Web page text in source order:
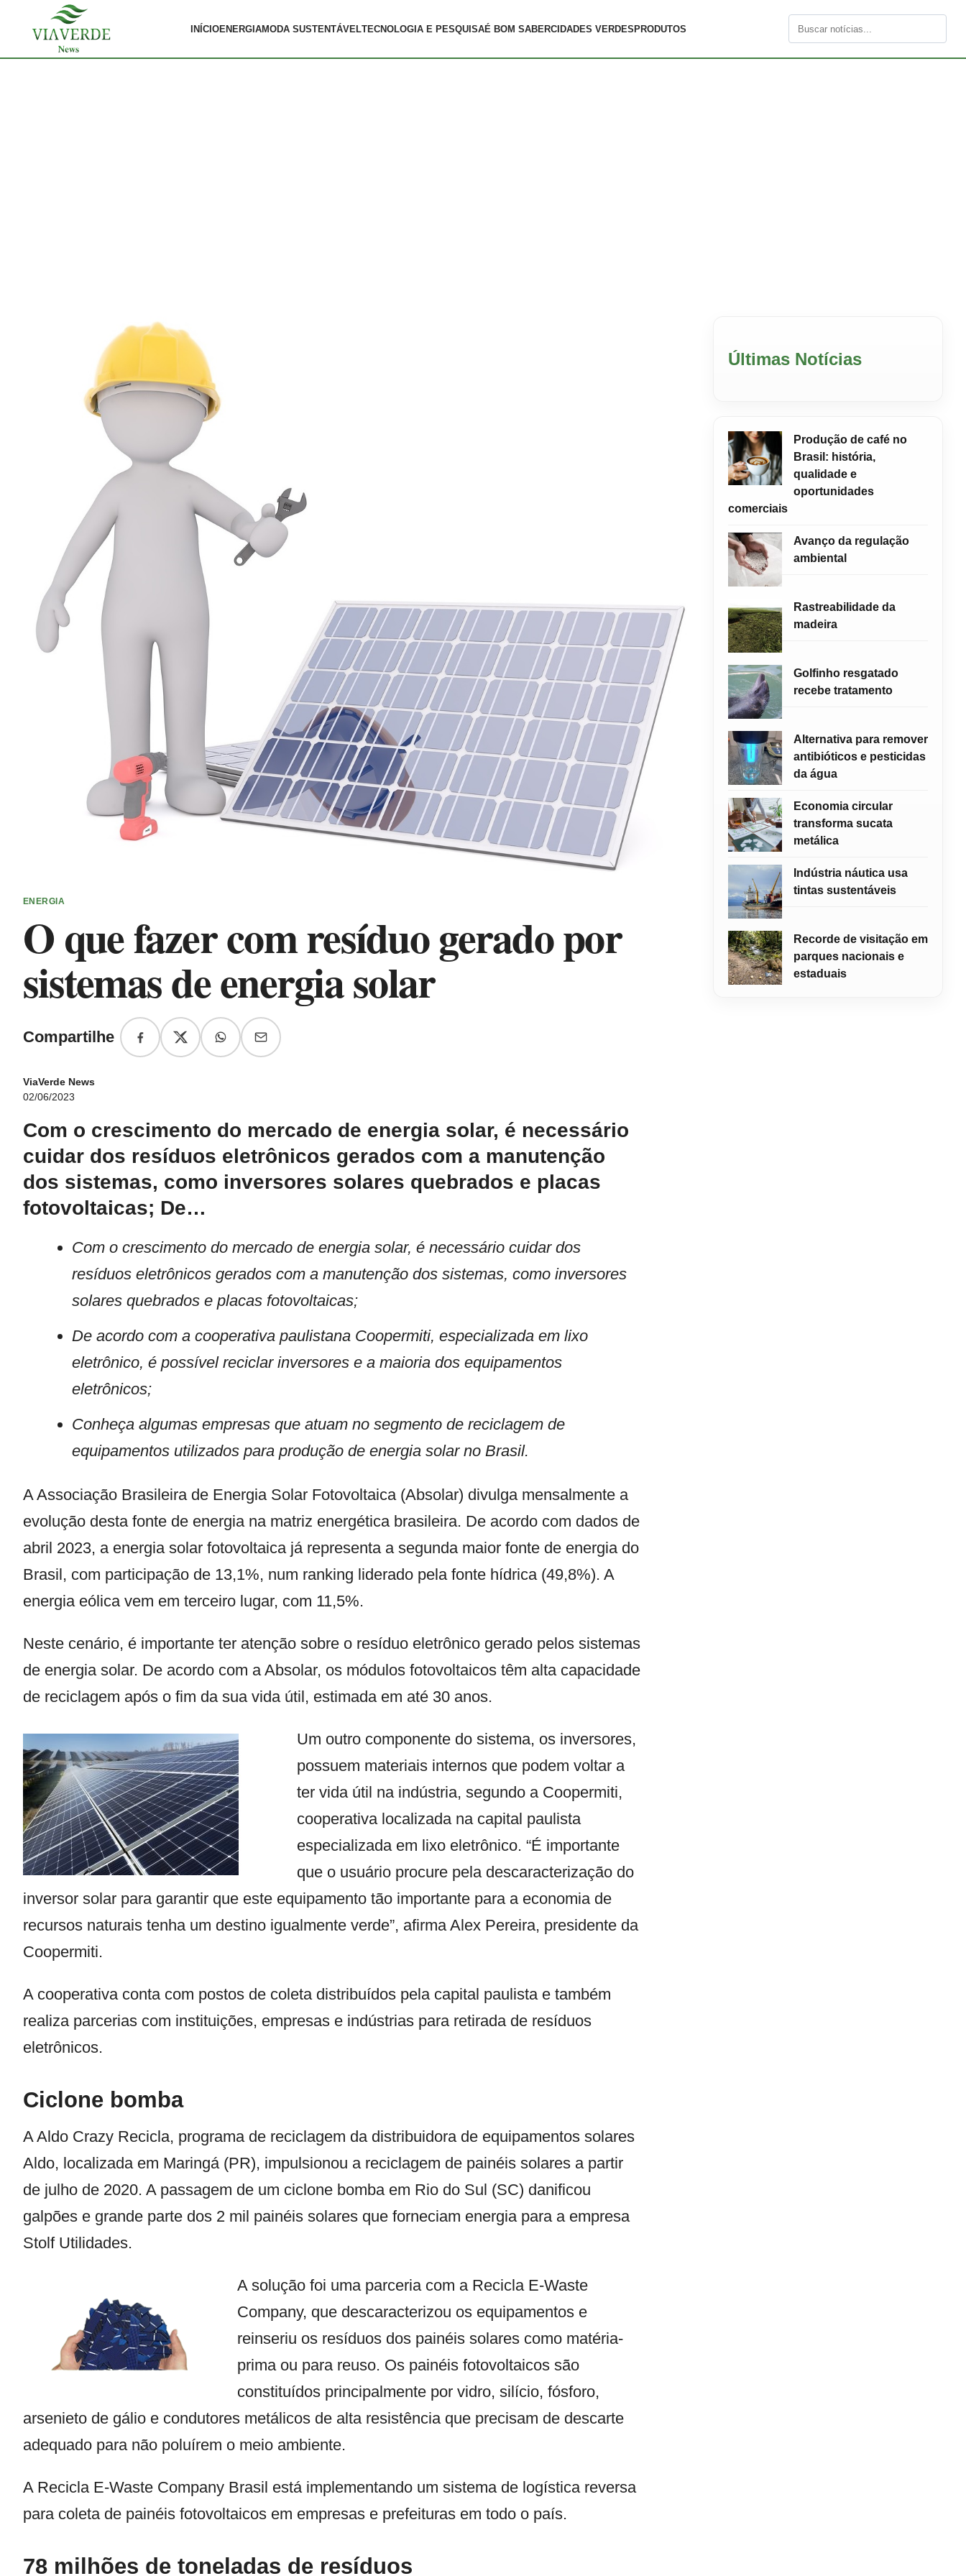
INÍCIOENERGIAMODA SUSTENTÁVELTECNOLOGIA E PESQUISAÉ BOM SABERCIDADES VERDES PRODUTOS
Buscar
ENERGIA
O que fazer com resíduo gerado por
sistemas de energia solar
Compartilhe
ViaVerde News
02/06/2023
Com o crescimento do mercado de energia solar, é necessário
cuidar dos resíduos eletrônicos gerados com a manutenção
dos sistemas, como inversores solares quebrados e placas
fotovoltaicas; De…
Com o crescimento do mercado de energia solar, é necessário cuidar dos
resíduos eletrônicos gerados com a manutenção dos sistemas, como inversores
solares quebrados e placas fotovoltaicas;
De acordo com a cooperativa paulistana Coopermiti, especializada em lixo
eletrônico, é possível reciclar inversores e a maioria dos equipamentos
eletrônicos;
Conheça algumas empresas que atuam no segmento de reciclagem de
equipamentos utilizados para produção de energia solar no Brasil.
A Associação Brasileira de Energia Solar Fotovoltaica (Absolar) divulga mensalmente a
evolução desta fonte de energia na matriz energética brasileira. De acordo com dados de
abril 2023, a energia solar fotovoltaica já representa a segunda maior fonte de energia do
Brasil, com participação de 13,1%, num ranking liderado pela fonte hídrica (49,8%). A
energia eólica vem em terceiro lugar, com 11,5%.
Neste cenário, é importante ter atenção sobre o resíduo eletrônico gerado pelos sistemas
de energia solar. De acordo com a Absolar, os módulos fotovoltaicos têm alta capacidade
de reciclagem após o fim da sua vida útil, estimada em até 30 anos.
Um outro componente do sistema, os inversores,
possuem materiais internos que podem voltar a
ter vida útil na indústria, segundo a Coopermiti,
cooperativa localizada na capital paulista
especializada em lixo eletrônico. “É importante
que o usuário procure pela descaracterização do
inversor solar para garantir que este equipamento tão importante para a economia de
recursos naturais tenha um destino igualmente verde”, afirma Alex Pereira, presidente da
Coopermiti.
A cooperativa conta com postos de coleta distribuídos pela capital paulista e também
realiza parcerias com instituições, empresas e indústrias para retirada de resíduos
eletrônicos.
Ciclone bomba
A Aldo Crazy Recicla, programa de reciclagem da distribuidora de equipamentos solares
Aldo, localizada em Maringá (PR), impulsionou a reciclagem de painéis solares a partir
de julho de 2020. A passagem de um ciclone bomba em Rio do Sul (SC) danificou
galpões e grande parte dos 2 mil painéis solares que forneciam energia para a empresa
Stolf Utilidades.
A solução foi uma parceria com a Recicla E-Waste
Company, que descaracterizou os equipamentos e
reinseriu os resíduos dos painéis solares como matéria-
prima ou para reuso. Os painéis fotovoltaicos são
constituídos principalmente por vidro, silício, fósforo,
arsenieto de gálio e condutores metálicos de alta resistência que precisam de descarte
adequado para não poluírem o meio ambiente.
A Recicla E-Waste Company Brasil está implementando um sistema de logística reversa
para coleta de painéis fotovoltaicos em empresas e prefeituras em todo o país.
78 milhões de toneladas de resíduos
Últimas Notícias
Produção de café no
Brasil: história,
qualidade e
oportunidades
comerciais
Avanço da regulação
ambiental
Rastreabilidade da
madeira
Golfinho resgatado
recebe tratamento
Alternativa para remover
antibióticos e pesticidas
da água
Economia circular
transforma sucata
metálica
Indústria náutica usa
tintas sustentáveis
Recorde de visitação em
parques nacionais e
estaduais